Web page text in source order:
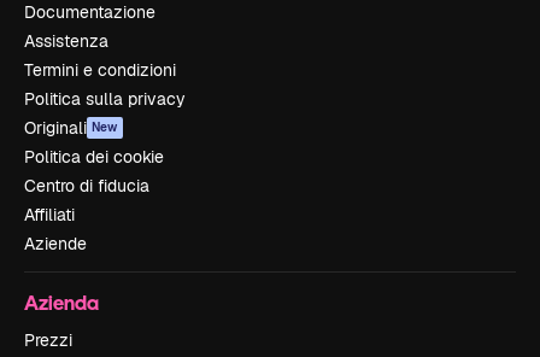
Documentazione
Assistenza
Termini e condizioni
Politica sulla privacy
Originali New
Politica dei cookie
Centro di fiducia
Affiliati
Aziende
Azienda
Prezzi